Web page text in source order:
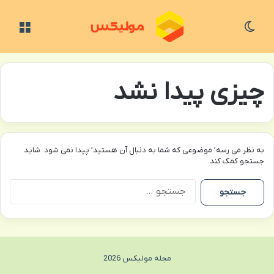
چیزی پیدا نشد
به نظر می رسه’ موضوعی که شما به دنبال آن هستید’ پیدا نمی شود. شاید
جستجو کمک کند.
برای:
مجله مولیکس 2026